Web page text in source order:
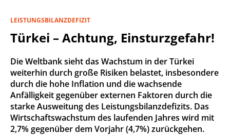
LEISTUNGSBILANZDEFIZIT
Türkei – Achtung, Einsturzgefahr!
Die Weltbank sieht das Wachstum in der Türkei
weiterhin durch große Risiken belastet, insbesondere
durch die hohe Inflation und die wachsende
Anfälligkeit gegenüber externen Faktoren durch die
starke Ausweitung des Leistungsbilanzdefizits. Das
Wirtschaftswachstum des laufenden Jahres wird mit
2,7% gegenüber dem Vorjahr (4,7%) zurückgehen.